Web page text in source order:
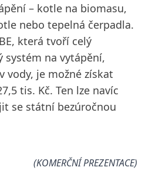
– kotle na biomasu,
nebo tepelná čerpadla.
která tvoří celý
systém na vytápění,
vody, je možné získat
tis. Kč. Ten lze navíc
se státní bezúročnou
(KOMERČNÍ PREZENTACE)